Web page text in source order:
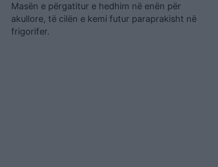
Masën e përgatitur e hedhim në enën për
akullore, të cilën e kemi futur paraprakisht në
frigorifer.